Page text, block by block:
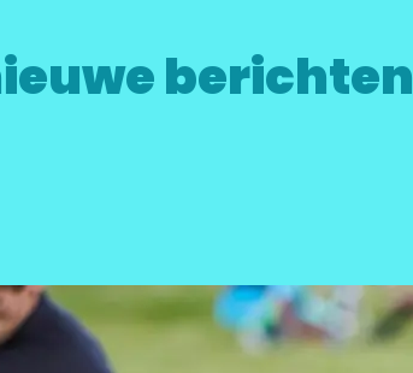
berichten